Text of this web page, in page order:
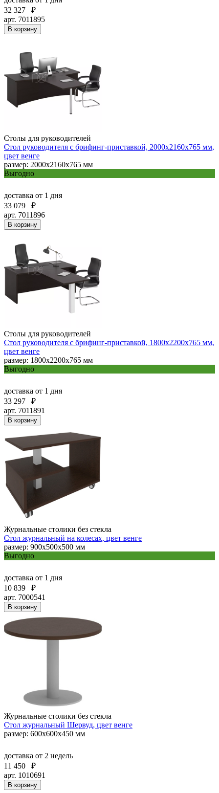
32 327
₽
арт. 7011895
В корзину
Столы для руководителей
Стол руководителя с брифинг-приставкой, 2000х2160х765 мм,
цвет венге
размер: 2000х2160х765 мм
Выгодно
доставка от 1 дня
33 079
₽
арт. 7011896
В корзину
Столы для руководителей
Стол руководителя с брифинг-приставкой, 1800х2200х765 мм,
цвет венге
размер: 1800х2200х765 мм
Выгодно
доставка от 1 дня
33 297
₽
арт. 7011891
В корзину
Журнальные столики без стекла
Стол журнальный на колесах, цвет венге
размер: 900х500х500 мм
Выгодно
доставка от 1 дня
10 839
₽
арт. 7000541
В корзину
Журнальные столики без стекла
Стол журнальный Шервуд, цвет венге
размер: 600х600х450 мм
доставка от 2 недель
11 450
₽
арт. 1010691
В корзину